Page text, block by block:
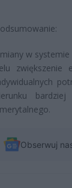
w
zwiększenie
Obserwuj